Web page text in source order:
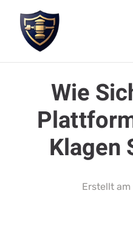
Wie
Klagen
Erstellt am